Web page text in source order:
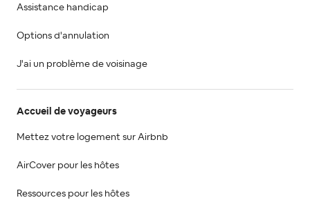
Assistance handicap
Options d'annulation
J'ai un problème de voisinage
Accueil de voyageurs
Mettez votre logement sur Airbnb
AirCover pour les hôtes
Ressources pour les hôtes